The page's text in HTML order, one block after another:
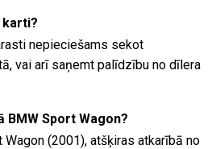
karti?
nepieciešams sekot
vai arī saņemt palīdzību no dīlera
Sport Wagon?
(2001), atšķiras atkarībā no